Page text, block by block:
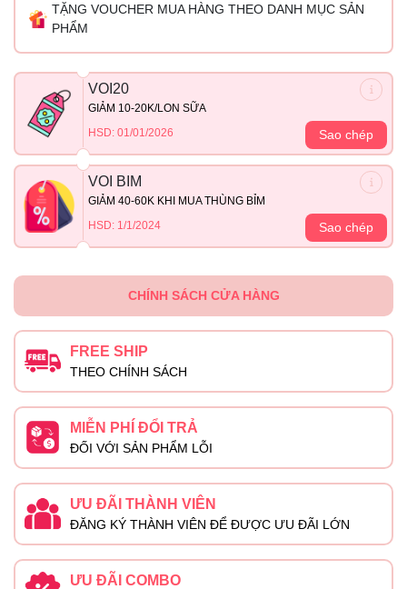
TẶNG VOUCHER MUA HÀNG THEO DANH MỤC SẢN
PHẨM
VOI20
GIẢM 10-20K/LON SỮA
HSD: 01/01/2026
Sao chép
VOI BIM
GIẢM 40-60K KHI MUA THÙNG BỈM
HSD: 1/1/2024
Sao chép
CHÍNH SÁCH CỬA HÀNG
FREE SHIP
THEO CHÍNH SÁCH
MIỄN PHÍ ĐỔI TRẢ
ĐỐI VỚI SẢN PHẨM LỖI
ƯU ĐÃI THÀNH VIÊN
ĐĂNG KÝ THÀNH VIÊN ĐỂ ĐƯỢC ƯU ĐÃI LỚN
ƯU ĐÃI COMBO